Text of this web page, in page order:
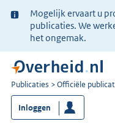
Ter
informatie:
Mogelijk ervaart u
publicaties. We
het ongemak.
U
bent
nu
Publicaties Officiële
Inloggen